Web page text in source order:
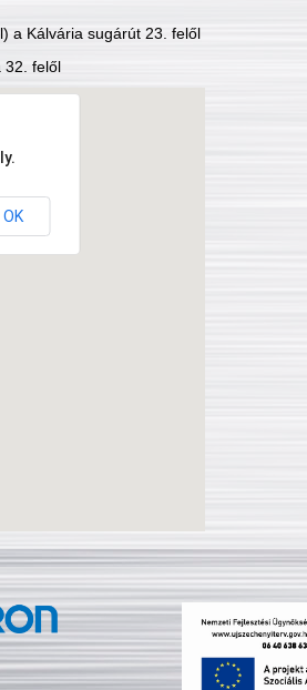
a Kálvária sugárút 23. felől
32. felől
OK